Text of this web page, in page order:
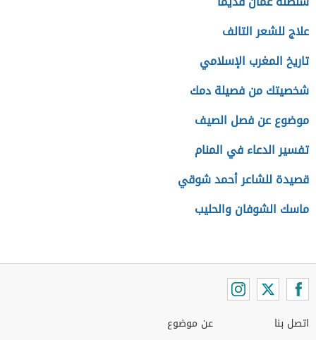
علاج للشعر التالف
تاريخ المغرب الإسلامي
شخصيتك من فصيلة دمك
موضوع عن فصل الصيف
تفسير الدعاء في المنام
قصيدة للشاعر أحمد شوقي
ماسك الشوفان والحليب
اتصل بنا عن موضوع